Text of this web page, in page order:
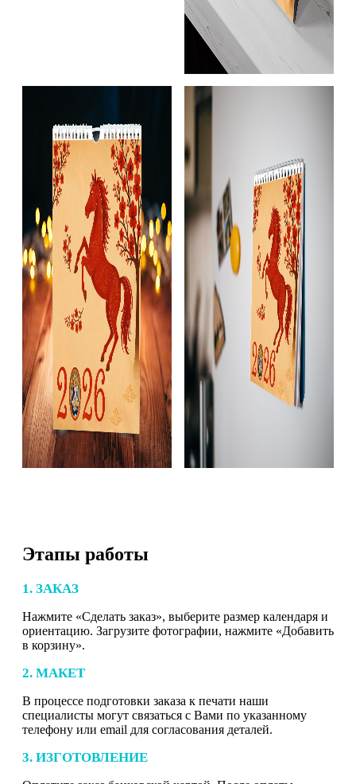
Этапы работы
1. ЗАКАЗ
Нажмите «Сделать заказ», выберите размер календаря и
ориентацию. Загрузите фотографии, нажмите «Добавить
в корзину».
2. МАКЕТ
В процессе подготовки заказа к печати наши
специалисты могут связаться с Вами по указанному
телефону или email для согласования деталей.
3. ИЗГОТОВЛЕНИЕ